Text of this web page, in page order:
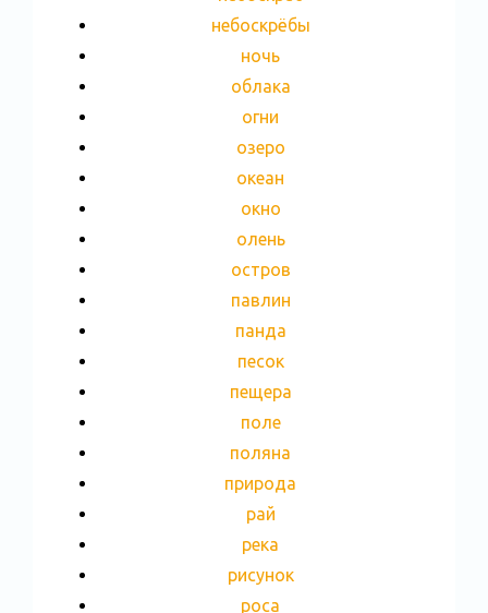
небоскрёбы
ночь
облака
огни
озеро
океан
окно
олень
остров
павлин
панда
песок
пещера
поле
поляна
природа
рай
река
рисунок
роса